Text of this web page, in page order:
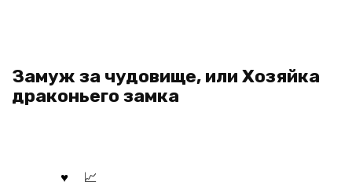
Замуж за чудовище, или Хозяйка
драконьего замка